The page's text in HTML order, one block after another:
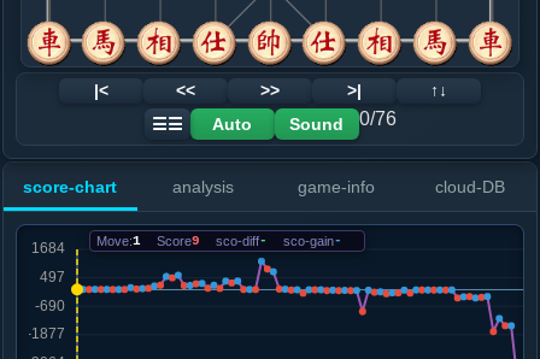
红+243
.....车１平２
红+261
12. 仕六进五
红+63
车八平四
红+184
卒１进１
13. 马六进七
红+55
兵五进一
.....卒１进１
红+361
15. 兵三进一
红+10
.....卒７进１
红+10
16. 马七退五
|< << >> >|
↑↓
☰☰
Auto Sound 0/76
score-chart analysis game-info cloud-DB
Move:1 Score9 sco-diff- sco-gain-